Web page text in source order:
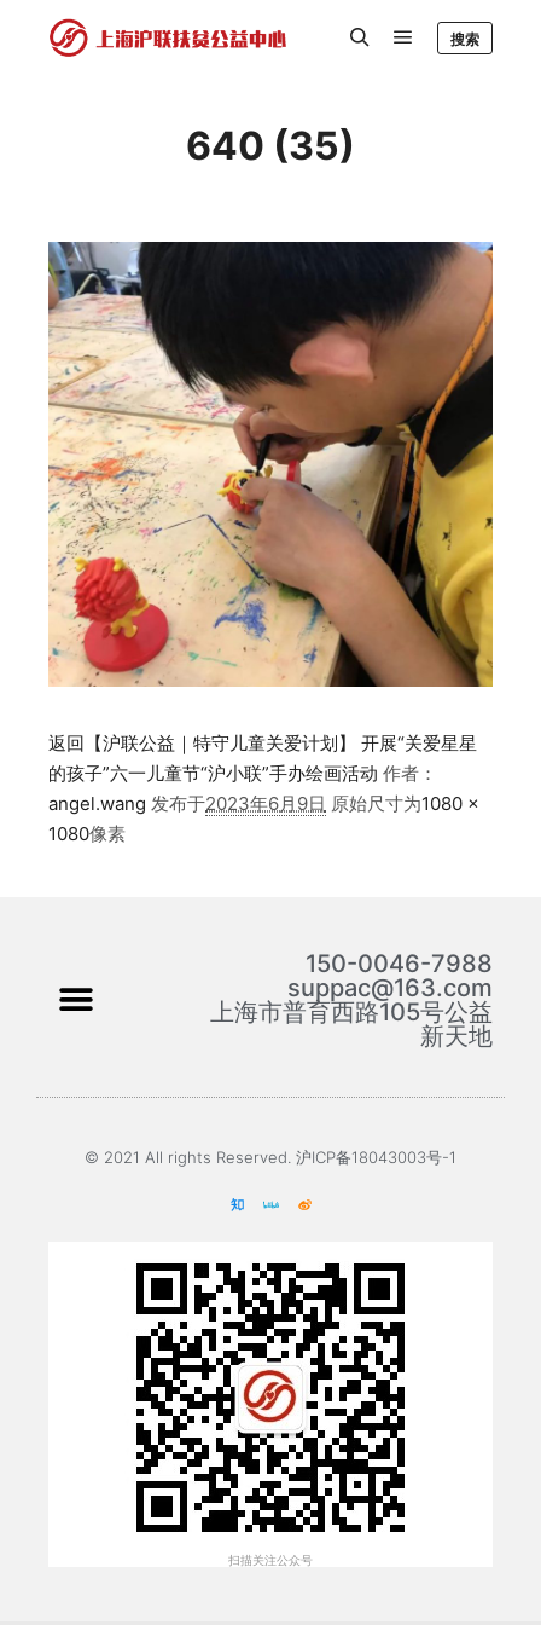
搜索
640 (35)
返回【沪联公益｜特守儿童关爱计划】 开展“关爱星星
的孩子”六一儿童节“沪小联”手办绘画活动 作者：
angel.wang 发布于2023年6月9日 原始尺寸为1080 ×
1080像素
150-0046-7988
suppac@163.com
上海市普育西路105号公益
新天地
© 2021 All rights Reserved. 沪ICP备18043003号-1
扫描关注公众号